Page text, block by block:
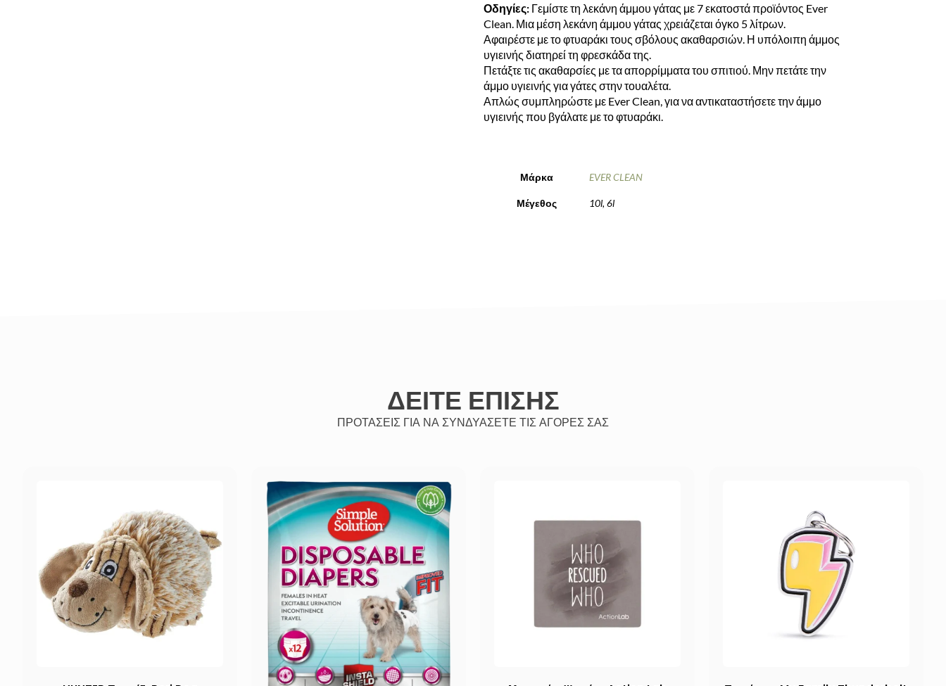
Οδηγίες: Γεμίστε τη λεκάνη άμμου γάτας με 7 εκατοστά προϊόντος Ever
Clean. Μια μέση λεκάνη άμμου γάτας χρειάζεται όγκο 5 λίτρων.
Αφαιρέστε με το φτυαράκι τους σβόλους ακαθαρσιών. Η υπόλοιπη άμμος
υγιεινής διατηρεί τη φρεσκάδα της.
Πετάξτε τις ακαθαρσίες με τα απορρίμματα του σπιτιού. Μην πετάτε την
άμμο υγιεινής για γάτες στην τουαλέτα.
Απλώς συμπληρώστε με Ever Clean, για να αντικαταστήσετε την άμμο
υγιεινής που βγάλατε με το φτυαράκι.
Μάρκα EVER CLEAN
Μέγεθος 10l, 6l
ΔΕΙΤΕ ΕΠΙΣΗΣ
ΠΡΟΤΑΣΕΙΣ ΓΙΑ ΝΑ ΣΥΝΔΥΑΣΕΤΕ ΤΙΣ ΑΓΟΡΕΣ ΣΑΣ